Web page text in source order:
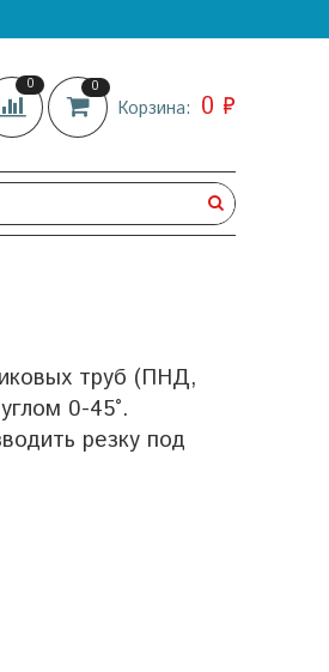
0 0
Корзина: 0 ₽
труб (ПНД,
0-45°.
резку под